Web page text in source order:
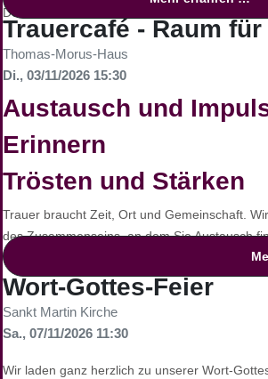
Dekanatskirchenmusiker Simon Daubhäußer
einen Abend voller Stille und Gebet, begleitet
Lichtern.
Finden Sie Ruhe und inneren Frieden, und
die kommende Woche.
Trauercafé - Raum
Thomas-Morus-Haus
Di., 03/11/2026 15:30
Austausch und
Erinnern
Trösten und Stärken
Trauer braucht Zeit, Ort und Gemeinschaft.
des Zusammenseins, an dem Sie Austausch
Gut zu wissen
Das Trauercafé ist ein offenes Angebot der
Konfession.
Wort-Gottes-Feier
Sankt Martin Kirche
Sa., 07/11/2026 11:30
Wir laden ganz herzlich zu unserer Wort-